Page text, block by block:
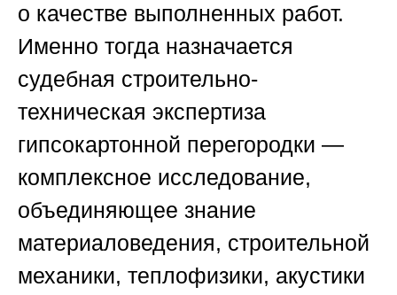
о качестве выполненных работ.
Именно тогда назначается
судебная строительно-
техническая экспертиза
гипсокартонной перегородки —
комплексное исследование,
объединяющее знание
материаловедения, строительной
механики, теплофизики, акустики